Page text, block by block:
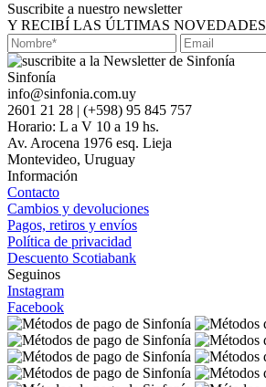
Suscribite a nuestro newsletter
Y RECIBÍ LAS ÚLTIMAS NOVEDADES
Sinfonía
info@sinfonia.com.uy
2601 21 28 | (+598) 95 845 757
Horario: L a V 10 a 19 hs.
Av. Arocena 1976 esq. Lieja
Montevideo, Uruguay
Información
Contacto
Cambios y devoluciones
Pagos, retiros y envíos
Política de privacidad
Descuento Scotiabank
Seguinos
Instagram
Facebook